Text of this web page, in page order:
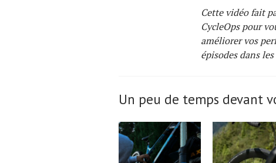
Cette vidéo fait
CycleOps pour
améliorer vos
épisodes dans
Un peu de temps devant